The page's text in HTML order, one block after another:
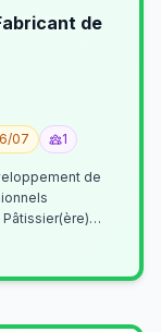
de
07 1